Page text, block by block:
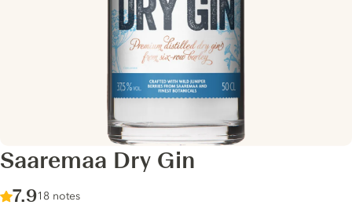
Saaremaa Dry Gin
Score :
7.9/ 10
18 notes